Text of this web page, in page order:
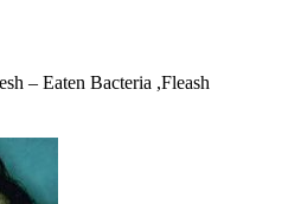
– Eaten Bacteria ,Fleash